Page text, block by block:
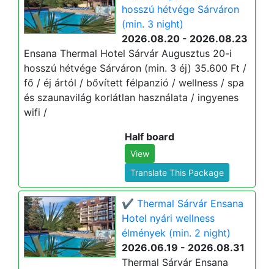
hosszú hétvége Sárváron
(min. 3 night)
2026.08.20 - 2026.08.23
Ensana Thermal Hotel Sárvár Augusztus 20-i
hosszú hétvége Sárváron (min. 3 éj) 35.600 Ft /
fő / éj ártól / bővített félpanzió / wellness / spa
és szaunavilág korlátlan használata / ingyenes
wifi /
Half board
View
Translate This Package
✔️ Thermal Sárvár Ensana
Hotel nyári wellness
élmények (min. 2 night)
2026.06.19 - 2026.08.31
Thermal Sárvár Ensana